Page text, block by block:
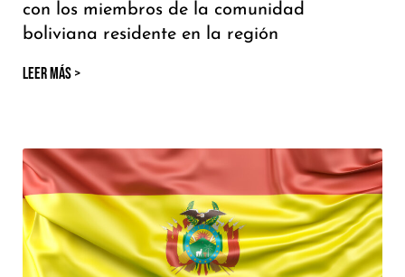
con los miembros de la comunidad
boliviana residente en la región
LEER MÁS >